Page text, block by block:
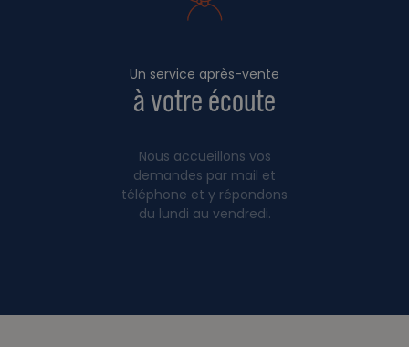
Un service après-vente
à votre écoute
Nous accueillons vos
demandes par mail et
téléphone et y répondons
du lundi au vendredi.